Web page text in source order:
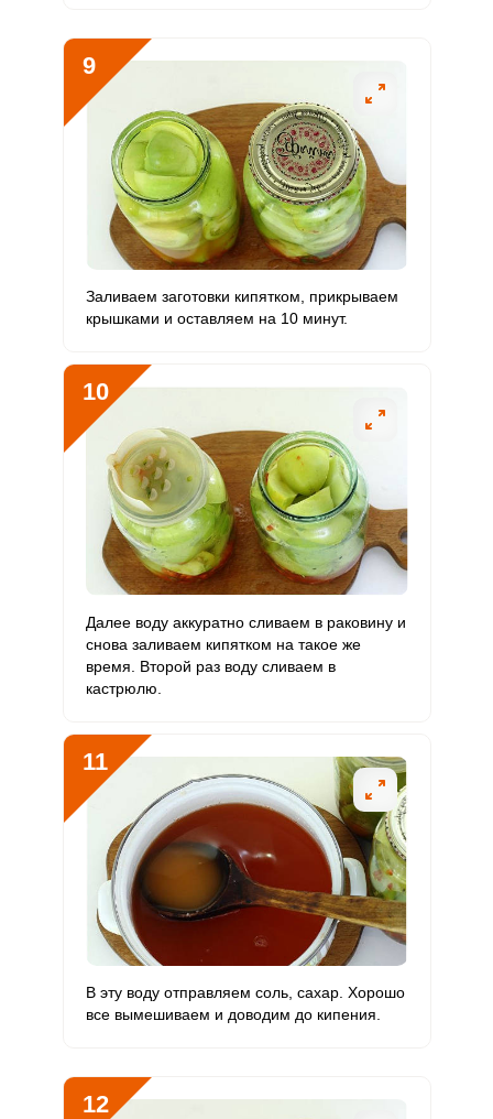
9
Заливаем заготовки кипятком, прикрываем
крышками и оставляем на 10 минут.
10
Далее воду аккуратно сливаем в раковину и
снова заливаем кипятком на такое же
время. Второй раз воду сливаем в
кастрюлю.
11
В эту воду отправляем соль, сахар. Хорошо
все вымешиваем и доводим до кипения.
12